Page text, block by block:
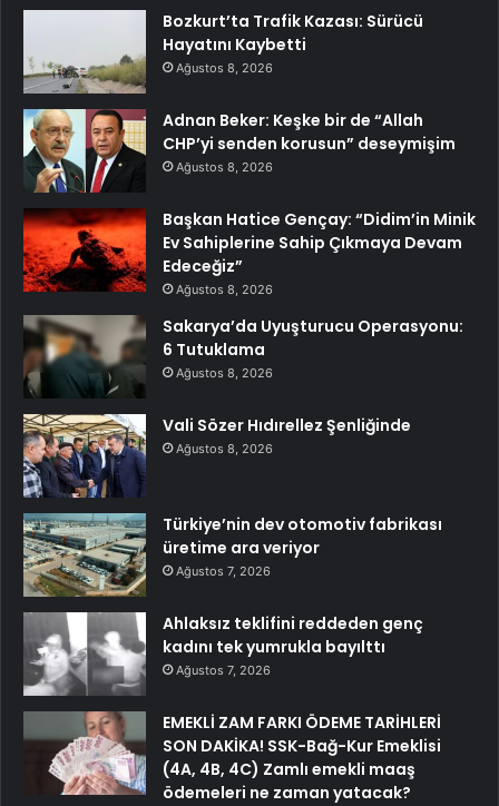
Bozkurt’ta Trafik Kazası: Sürücü
Hayatını Kaybetti
Ağustos 8, 2026
Adnan Beker: Keşke bir de “Allah
CHP’yi senden korusun” deseymişim
Ağustos 8, 2026
Başkan Hatice Gençay: “Didim’in Minik
Ev Sahiplerine Sahip Çıkmaya Devam
Edeceğiz”
Ağustos 8, 2026
Sakarya’da Uyuşturucu Operasyonu:
6 Tutuklama
Ağustos 8, 2026
Vali Sözer Hıdırellez Şenliğinde
Ağustos 8, 2026
Türkiye’nin dev otomotiv fabrikası
üretime ara veriyor
Ağustos 7, 2026
Ahlaksız teklifini reddeden genç
kadını tek yumrukla bayılttı
Ağustos 7, 2026
EMEKLİ ZAM FARKI ÖDEME TARİHLERİ
SON DAKİKA! SSK-Bağ-Kur Emeklisi
(4A, 4B, 4C) Zamlı emekli maaş
ödemeleri ne zaman yatacak?